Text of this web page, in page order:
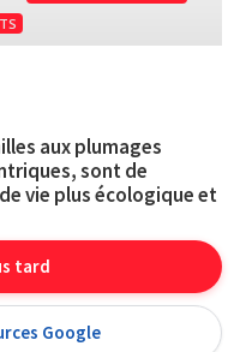
aux plumages
sont de
vie plus écologique et
tard
Google